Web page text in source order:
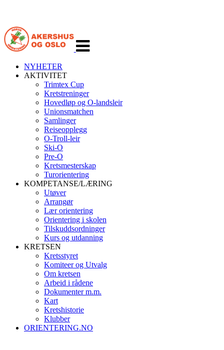
navigasjon
NYHETER
AKTIVITET
Trimtex Cup
Kretstreninger
Hovedløp og O-landsleir
Unionsmatchen
Samlinger
Reiseopplegg
O-Troll-leir
Ski-O
Pre-O
Kretsmesterskap
Turorientering
KOMPETANSE/LÆRING
Utøver
Arrangør
Lær orientering
Orientering i skolen
Tilskuddsordninger
Kurs og utdanning
KRETSEN
Kretsstyret
Komiteer og Utvalg
Om kretsen
Arbeid i rådene
Dokumenter m.m.
Kart
Kretshistorie
Klubber
ORIENTERING.NO